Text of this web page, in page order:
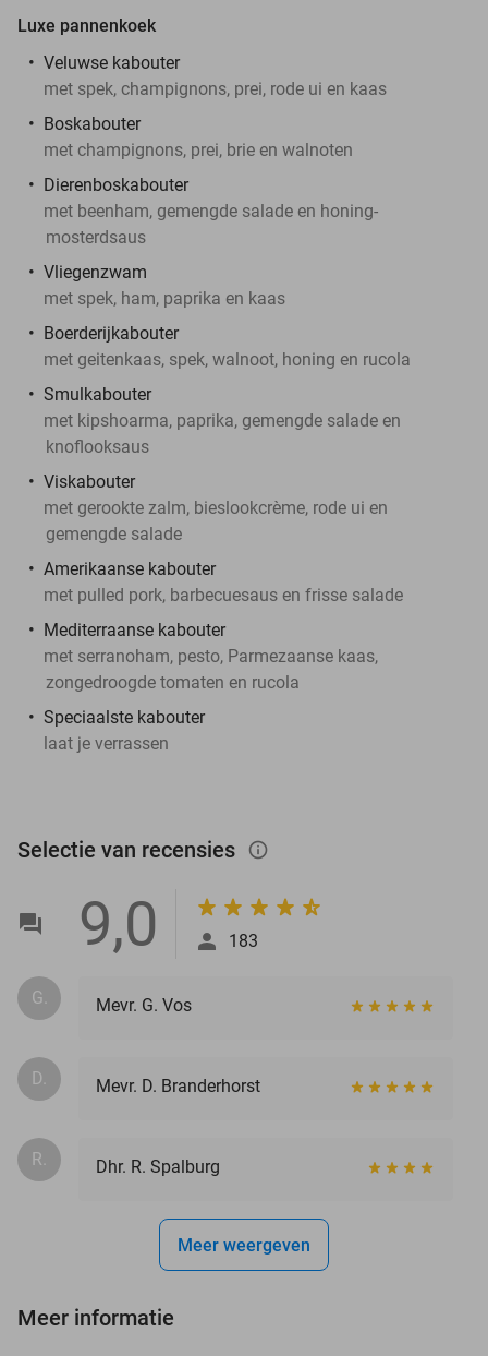
Luxe pannenkoek
Veluwse kabouter
met spek, champignons, prei, rode ui en kaas
Boskabouter
met champignons, prei, brie en walnoten
Dierenboskabouter
met beenham, gemengde salade en honing-
mosterdsaus
Vliegenzwam
met spek, ham, paprika en kaas
Boerderijkabouter
met geitenkaas, spek, walnoot, honing en rucola
Smulkabouter
met kipshoarma, paprika, gemengde salade en
knoflooksaus
Viskabouter
met gerookte zalm, bieslookcrème, rode ui en
gemengde salade
Amerikaanse kabouter
met pulled pork, barbecuesaus en frisse salade
Mediterraanse kabouter
met serranoham, pesto, Parmezaanse kaas,
zongedroogde tomaten en rucola
Speciaalste kabouter
laat je verrassen
Selectie van recensies info_outlined
9,0 183
G. Mevr. G. Vos
D. Mevr. D. Branderhorst
R. Dhr. R. Spalburg
Meer weergeven
Meer informatie